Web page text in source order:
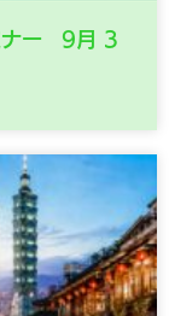
ナー 9月 3